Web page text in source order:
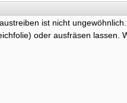
ist nicht
oder ausfräsen lassen.